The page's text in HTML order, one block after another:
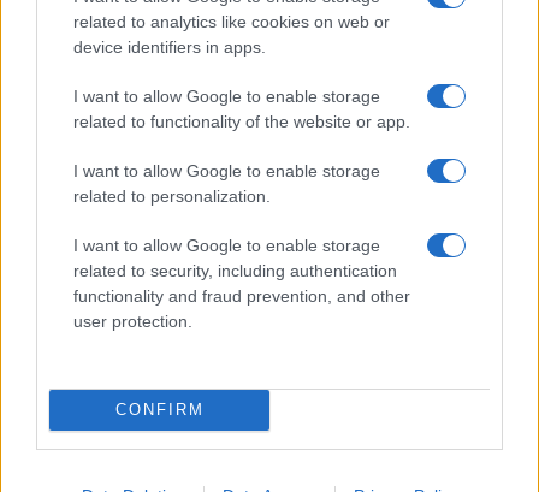
related to analytics like cookies on web or
device identifiers in apps.
I want to allow Google to enable storage
related to functionality of the website or app.
I want to allow Google to enable storage
related to personalization.
I want to allow Google to enable storage
related to security, including authentication
functionality and fraud prevention, and other
user protection.
CONFIRM
La nueva ley marco cultural de Emilia-Romagna: un
Carla Vidal · 9 Ago 2026